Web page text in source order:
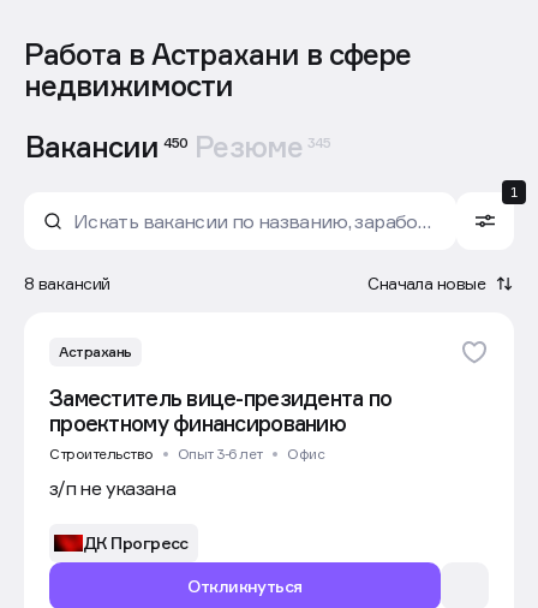
Работа в Астрахани в сфере
недвижимости
Вакансии 450 Резюме 345
1
8 вакансий Сначала новые
Астрахань
Заместитель вице-президента по
проектному финансированию
Строительство Опыт 3-6 лет Офис
з/п не указана
Откликнуться
ДК Прогресс